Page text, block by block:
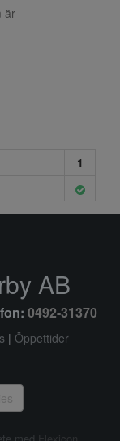
är
1
AB
0492-31370
| Öppettider